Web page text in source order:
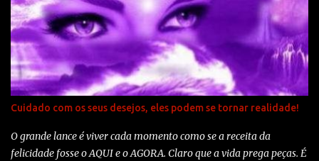
rancor. O presente mais belo? O perdão. O mais imprescindível? O
lar. A estrada mais rápida? O caminho correto. A sensação mais
grata? A paz interior. O resguardo mais eficaz? O sorriso. O melhor
remédio? O otimismo. A maior satisfação? O dever cumprido. A
força mais potente do mundo? A fé. As pessoas mais necessárias?
Os pais. A coisa mais bela de todas? O amor. Autoria: Madre Teresa
Cuidado com os seus desejos, eles podem se tornar realidade!
O grande lance é viver cada momento como se a receita da
felicidade fosse o AQUI e o AGORA. Claro que a vida prega peças. É